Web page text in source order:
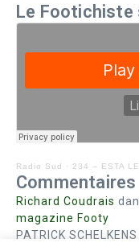
Le Footichiste
Radio Sud · 234 – ESTA
Richard Coudrais
magazine Footy
PATRICK SCHELKENS